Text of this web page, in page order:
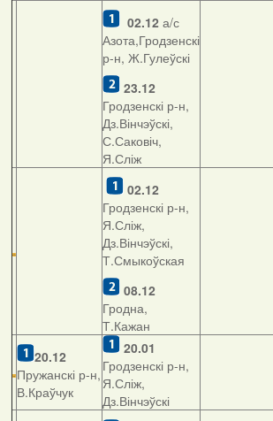
02.12 а/с
Азота,Гродзенскі
р-н, Ж.Гулеўскі
23.12
Гродзенскі р-н,
Дз.Вінчэўскі,
С.Саковіч,
Я.Сліж
02.12
Гродзенскі р-н,
Я.Сліж,
Дз.Вінчэўскі,
Т.Смыкоўская
08.12
Гродна,
Т.Кажан
20.12
Пружанскі р-н,
В.Краўчук
20.01
Гродзенскі р-н,
Я.Сліж,
Дз.Вінчэўскі